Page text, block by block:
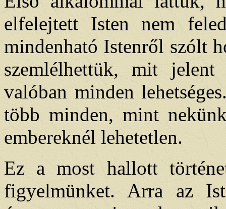
elfelejtett Isten nem
mindenható Istenről szólt
szemlélhettük, mit
valóban minden
több minden, mint
embereknél lehetetlen.
Ez a most hallott
figyelmünket. Arra az